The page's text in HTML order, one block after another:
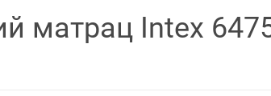
матрац Intex